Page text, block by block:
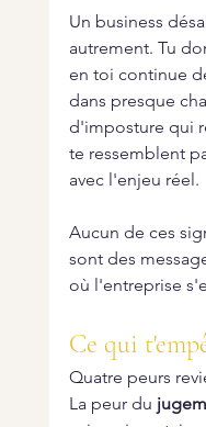
Un business
autrement. Tu
en toi continue
dans presque
d'imposture qui
te ressemblent
avec l'enjeu réel.
Aucun de ces
sont des
où l'entreprise
Ce qui
Quatre peurs
La peur du